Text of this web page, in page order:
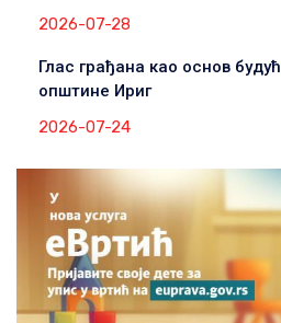
2026-07-28
Глас грађана као основ
општине Ириг
2026-07-24